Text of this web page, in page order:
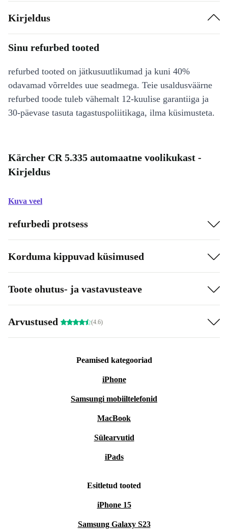
Kirjeldus
Sinu refurbed tooted
refurbed tooted on jätkusuutlikumad ja kuni 40%
odavamad võrreldes uue seadmega. Teie usaldusväärne
refurbed toode tuleb vähemalt 12-kuulise garantiiga ja
30-päevase tasuta tagastuspoliitikaga, ilma küsimusteta.
Kärcher CR 5.335 automaatne voolikukast -
Kirjeldus
Kuva veel
refurbedi protsess
Korduma kippuvad küsimused
Toote ohutus- ja vastavusteave
Arvustused (4.6)
Peamised kategooriad
iPhone
Samsungi mobiiltelefonid
MacBook
Sülearvutid
iPads
Esitletud tooted
iPhone 15
Samsung Galaxy S23